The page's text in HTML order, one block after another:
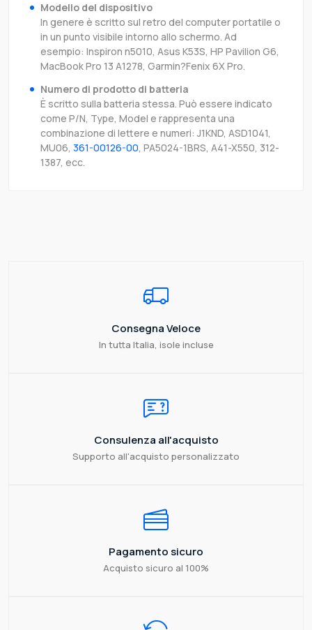
Modello del dispositivo
In genere è scritto sul retro del computer portatile o
in un punto visibile intorno allo schermo. Ad
esempio: Inspiron n5010, Asus K53S, HP Pavilion G6,
MacBook Pro 13 A1278, Garmin?Fenix 6X Pro.
Numero di prodotto di batteria
È scritto sulla batteria stessa. Può essere indicato
come P/N, Type, Model e rappresenta una
combinazione di lettere e numeri: J1KND, ASD1041,
MU06, 361-00126-00, PA5024-1BRS, A41-X550, 312-
1387, ecc.
Consegna Veloce
In tutta Italia, isole incluse
Consulenza all'acquisto
Supporto all'acquisto personalizzato
Pagamento sicuro
Acquisto sicuro al 100%